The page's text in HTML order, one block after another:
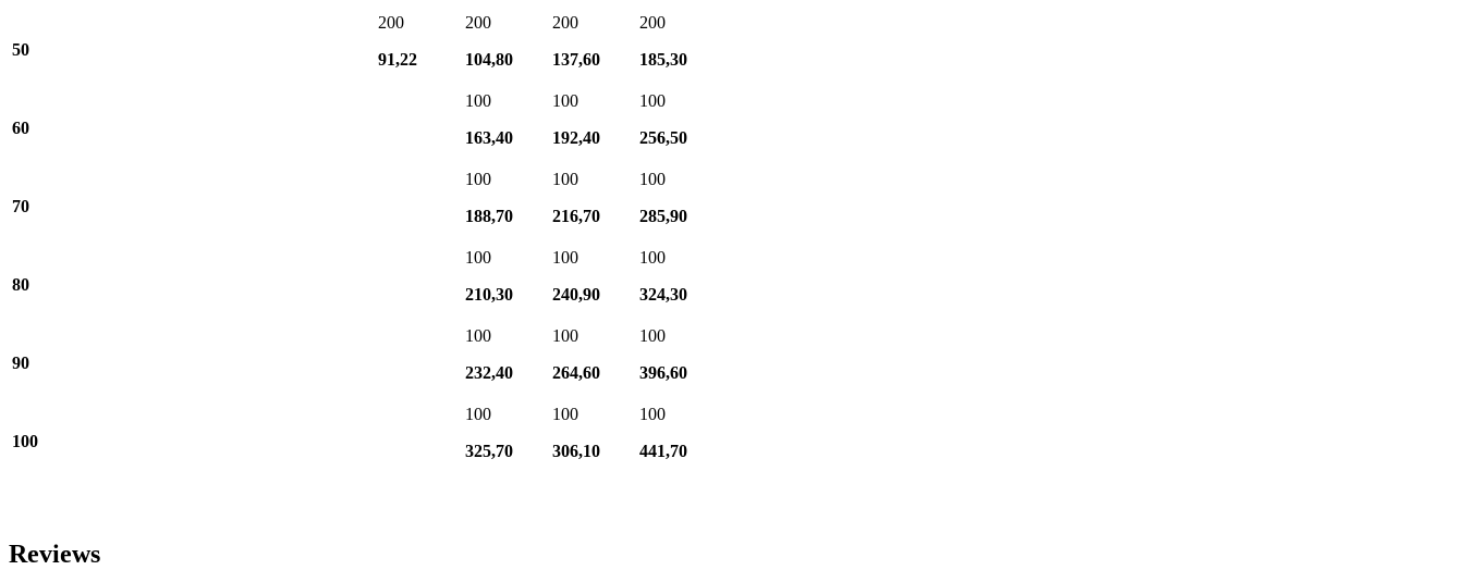
50
200
91,22
200
104,80
200
137,60
200
185,30
60
100
163,40
100
192,40
100
256,50
70
100
188,70
100
216,70
100
285,90
80
100
210,30
100
240,90
100
324,30
90
100
232,40
100
264,60
100
396,60
100
100
325,70
100
306,10
100
441,70
Reviews